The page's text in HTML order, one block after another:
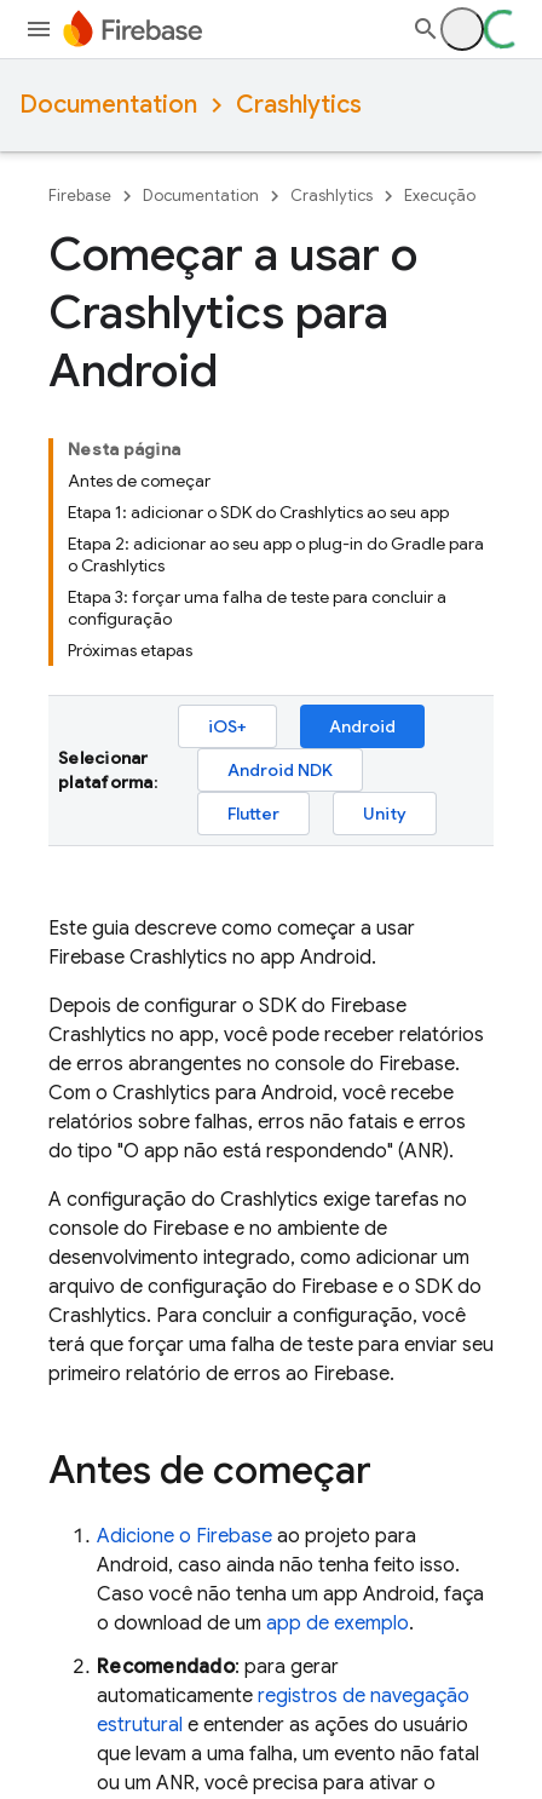
Documentation Crashlytics
Firebase Documentation Crashlytics Execução
Começar a usar o
Crashlytics para
Android
Nesta página
Antes de começar
Etapa 1: adicionar o SDK do Crashlytics ao seu app
Etapa 2: adicionar ao seu app o plug-in do Gradle para
o Crashlytics
Etapa 3: forçar uma falha de teste para concluir a
configuração
Próximas etapas
Selecionar
plataforma:
iOS+
Android
Android NDK
Flutter
Unity
Este guia descreve como começar a usar
Firebase Crashlytics no app Android.
Depois de configurar o SDK do Firebase
Crashlytics no app, você pode receber relatórios
de erros abrangentes no console do Firebase.
Com o Crashlytics para Android, você recebe
relatórios sobre falhas, erros não fatais e erros
do tipo "O app não está respondendo" (ANR).
A configuração do Crashlytics exige tarefas no
console do Firebase e no ambiente de
desenvolvimento integrado, como adicionar um
arquivo de configuração do Firebase e o SDK do
Crashlytics. Para concluir a configuração, você
terá que forçar uma falha de teste para enviar seu
primeiro relatório de erros ao Firebase.
Antes de começar
Adicione o Firebase ao projeto para
Android, caso ainda não tenha feito isso.
Caso você não tenha um app Android, faça
o download de um app de exemplo.
Recomendado: para gerar
automaticamente registros de navegação
estrutural e entender as ações do usuário
que levam a uma falha, um evento não fatal
ou um ANR, você precisa para ativar o